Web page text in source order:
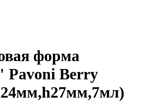
форма
Pavoni Berry